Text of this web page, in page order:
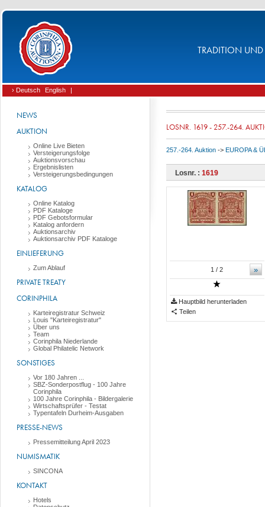
TRADITION UND
› Deutsch English |
NEWS
AUKTION
Online Live Bieten
Versteigerungsfolge
Auktionsvorschau
Ergebnislisten
Versteigerungsbedingungen
KATALOG
Online Katalog
PDF Kataloge
PDF Gebotsformular
Katalog anfordern
Auktionsarchiv
Auktionsarchiv PDF Kataloge
EINLIEFERUNG
Zum Ablauf
PRIVATE TREATY
CORINPHILA
Karteiregistratur Schweiz
Louis "Karteiregistratur"
Über uns
Team
Corinphila Niederlande
Global Philatelic Network
SONSTIGES
Vor 180 Jahren ...
SBZ-Sonderpostflug - 100 Jahre
Corinphila
100 Jahre Corinphila - Bildergalerie
Wirtschaftsprüfer - Testat
Typentafeln Durheim-Ausgaben
PRESSE-NEWS
Pressemitteilung April 2023
NUMISMATIK
SINCONA
KONTAKT
Hotels
LOSNR. 1619 - 257.-264.
257.-264. Auktion -> EUROPA &
Losnr. : 1619
»
1 / 2
Hauptbild herunterladen
Teilen